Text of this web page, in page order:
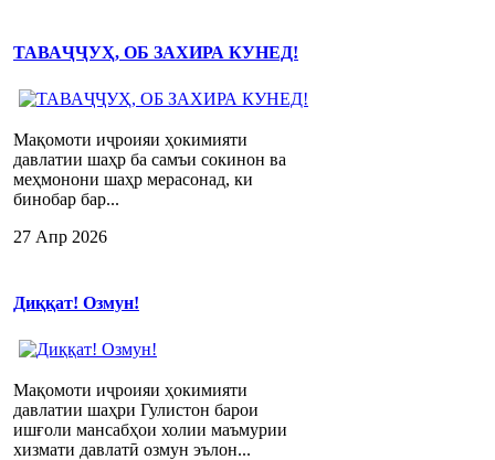
ТАВАҶҶУҲ, ОБ ЗАХИРА КУНЕД!
Мақомоти иҷроияи ҳокимияти
давлатии шаҳр ба самъи сокинон ва
меҳмонони шаҳр мерасонад, ки
бинобар бар...
27 Апр 2026
Диққат! Озмун!
Мақомоти иҷроияи ҳокимияти
давлатии шаҳри Гулистон барои
ишғоли мансабҳои холии маъмурии
хизмати давлатӣ озмун эълон...